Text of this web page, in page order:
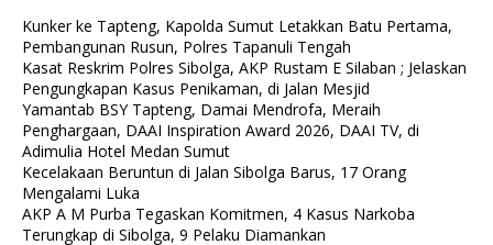
Kunker ke Tapteng, Kapolda Sumut Letakkan Batu Pertama,
Pembangunan Rusun, Polres Tapanuli Tengah
Kasat Reskrim Polres Sibolga, AKP Rustam E Silaban ; Jelaskan
Pengungkapan Kasus Penikaman, di Jalan Mesjid
Yamantab BSY Tapteng, Damai Mendrofa, Meraih
Penghargaan, DAAI Inspiration Award 2026, DAAI TV, di
Adimulia Hotel Medan Sumut
Kecelakaan Beruntun di Jalan Sibolga Barus, 17 Orang
Mengalami Luka
AKP A M Purba Tegaskan Komitmen, 4 Kasus Narkoba
Terungkap di Sibolga, 9 Pelaku Diamankan